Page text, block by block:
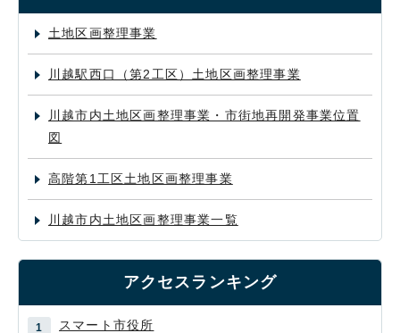
土地区画整理事業
川越駅西口（第2工区）土地区画整理事業
川越市内土地区画整理事業・市街地再開発事業位置
図
高階第1工区土地区画整理事業
川越市内土地区画整理事業一覧
アクセスランキング
スマート市役所